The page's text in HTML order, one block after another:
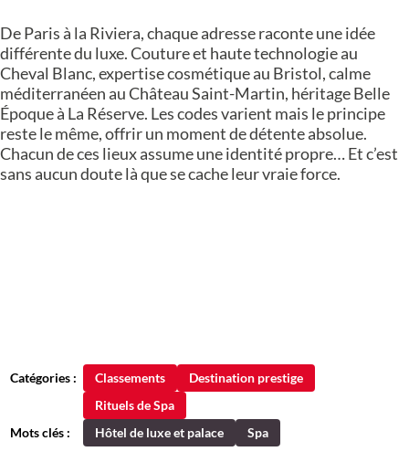
De Paris à la Riviera, chaque adresse raconte une idée
différente du luxe. Couture et haute technologie au
Cheval Blanc, expertise cosmétique au Bristol, calme
méditerranéen au Château Saint-Martin, héritage Belle
Époque à La Réserve. Les codes varient mais le principe
reste le même, offrir un moment de détente absolue.
Chacun de ces lieux assume une identité propre… Et c’est
sans aucun doute là que se cache leur vraie force.
Catégories : Classements
Destination prestige
Rituels de Spa
Mots clés :
Hôtel de luxe et palace Spa